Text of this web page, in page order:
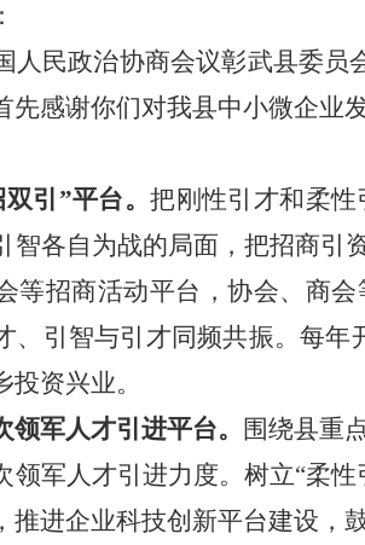
民政治协商会议彰武县委员
先感谢你们对我县中小微企业
双引”平台。把刚性引才和柔性
智各自为战的局面，把招商引
等招商活动平台，协会、商
、引智与引才同频共振。每
资兴业。
军人才引进平台。
围绕县重
领军人才引进力度。树立“柔
推进企业科技创新平台建设，